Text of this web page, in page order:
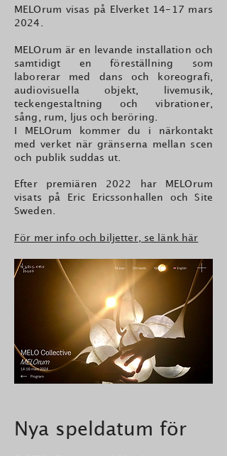
MELOrum visas på Elverket 14-17 mars
2024.
MELOrum är en levande installation och
samtidigt en föreställning som
laborerar med dans och koreografi,
audiovisuella objekt, livemusik,
teckengestaltning och vibrationer,
sång, rum, ljus och beröring.
I MELOrum kommer du i närkontakt
med verket när gränserna mellan scen
och publik suddas ut.
Efter premiären 2022 har MELOrum
visats på Eric Ericssonhallen och Site
Sweden.
För mer info och biljetter, se länk här
Nya speldatum för